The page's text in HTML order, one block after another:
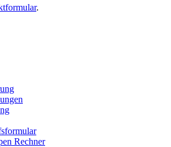
.
Rechner